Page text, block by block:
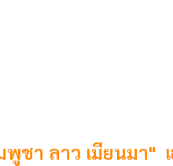
ชา ลาว เมียนมา"